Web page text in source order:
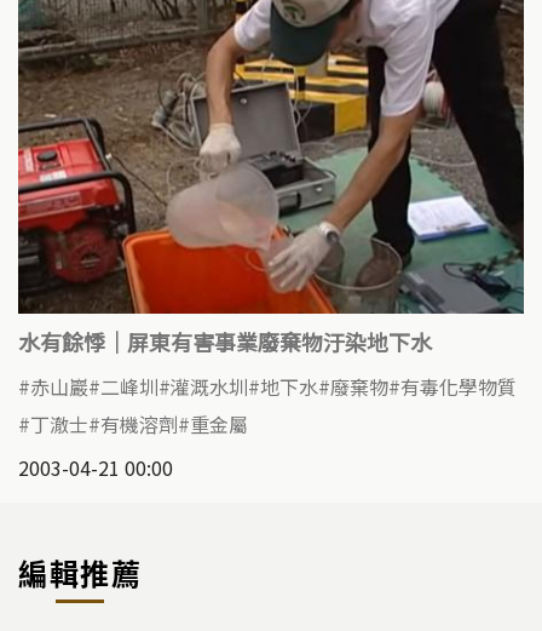
水有餘悸｜屏東有害事業廢棄物汙染地下水
赤山巖 二峰圳 灌溉水圳 地下水 廢棄物 有毒化學物質
丁澈士 有機溶劑 重金屬
2003-04-21 00:00
編輯推薦